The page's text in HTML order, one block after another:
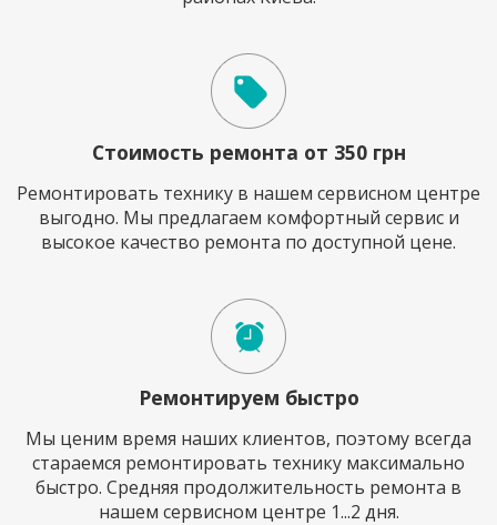
Стоимость ремонта от 350 грн
Ремонтировать технику в нашем сервисном центре
выгодно. Мы предлагаем комфортный сервис и
высокое качество ремонта по доступной цене.
Ремонтируем быстро
Мы ценим время наших клиентов, поэтому всегда
стараемся ремонтировать технику максимально
быстро. Средняя продолжительность ремонта в
нашем сервисном центре 1...2 дня.